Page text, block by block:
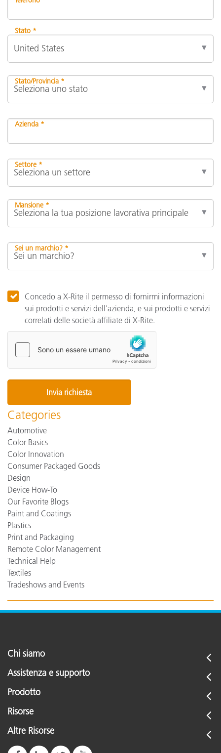
Stato *
Stato/Provincia *
Azienda *
Settore *
Mansione *
Sei un marchio? *
Concedo a X-Rite il permesso di fornirmi informazioni
sui prodotti e servizi dell'azienda, e sui prodotti e servizi
correlati delle società affiliate di X-Rite.
Categories
Automotive
Color Basics
Color Innovation
Consumer Packaged Goods
Design
Device How-To
Our Favorite Blogs
Paint and Coatings
Plastics
Print and Packaging
Remote Color Management
Technical Help
Textiles
Tradeshows and Events
Chi siamo
Assistenza e supporto
Prodotto
Risorse
Altre Risorse